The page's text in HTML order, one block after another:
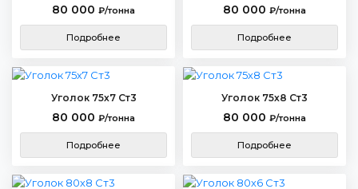
80 000 ₽/тонна
Подробнее
80 000 ₽/тонна
Подробнее
Уголок 75х7 Ст3
80 000 ₽/тонна
Подробнее
Уголок 75х8 Ст3
80 000 ₽/тонна
Подробнее